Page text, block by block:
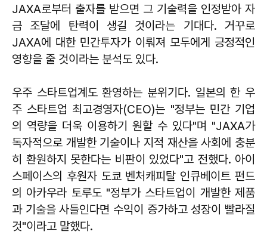
JAXA로부터 출자를 받으면 그 기술력을 인정받아 자
금 조달에 탄력이 생길 것이라는 기대다. 거꾸로
JAXA에 대한 민간투자가 이뤄져 모두에게 긍정적인
영향을 줄 것이라는 분석도 있다.
우주 스타트업계도 환영하는 분위기다. 일본의 한 우
주 스타트업 최고경영자(CEO)는 "정부는 민간 기업
의 역량을 더욱 이용하기 원할 수 있다"며 "JAXA가
독자적으로 개발한 기술이나 지적 재산을 사회에 충분
히 환원하지 못한다는 비판이 있었다"고 전했다. 아이
스페이스의 후원자 도쿄 벤처캐피탈 인큐베이트 펀드
의 아카우라 토루도 "정부가 스타트업이 개발한 제품
과 기술을 사들인다면 수익이 증가하고 성장이 빨라질
것"이라고 말했다.